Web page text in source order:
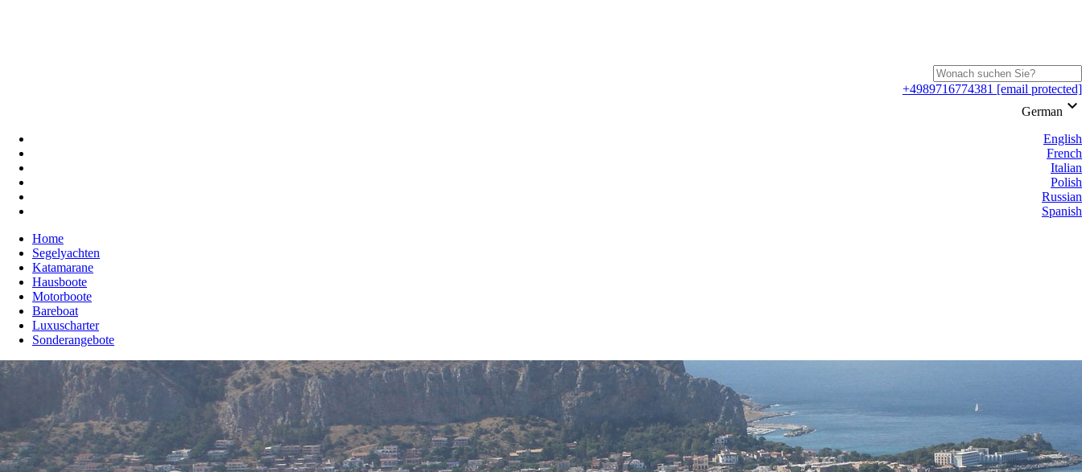
+4989716774381 [email protected]
German keyboard_arrow_down
English
French
Italian
Polish
Russian
Spanish
Home
Segelyachten
Katamarane
Hausboote
Motorboote
Bareboat
Luxuscharter
Sonderangebote